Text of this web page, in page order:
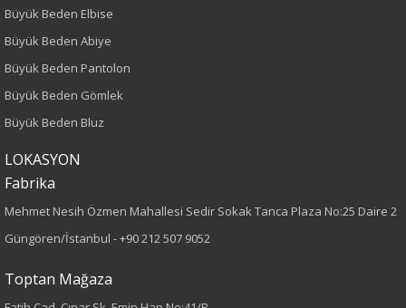
Dokuma
Düz
%98 Pamuk
Yaka Tipi
Gömlek Yaka
Büyük Beden Elbise
Büyük Beden Abiye
Büyük Beden Pantolon
Büyük Beden Gömlek
Büyük Beden Bluz
LOKASYON
Fabrika
Mehmet Nesih Özmen Mahallesi Sedir Sokak Tanca Plaza No:25 Daire 2
Güngören/İstanbul -+90 212 507 9052
Toptan Mağaza